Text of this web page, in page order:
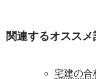
関連するオススメ
宅建の合